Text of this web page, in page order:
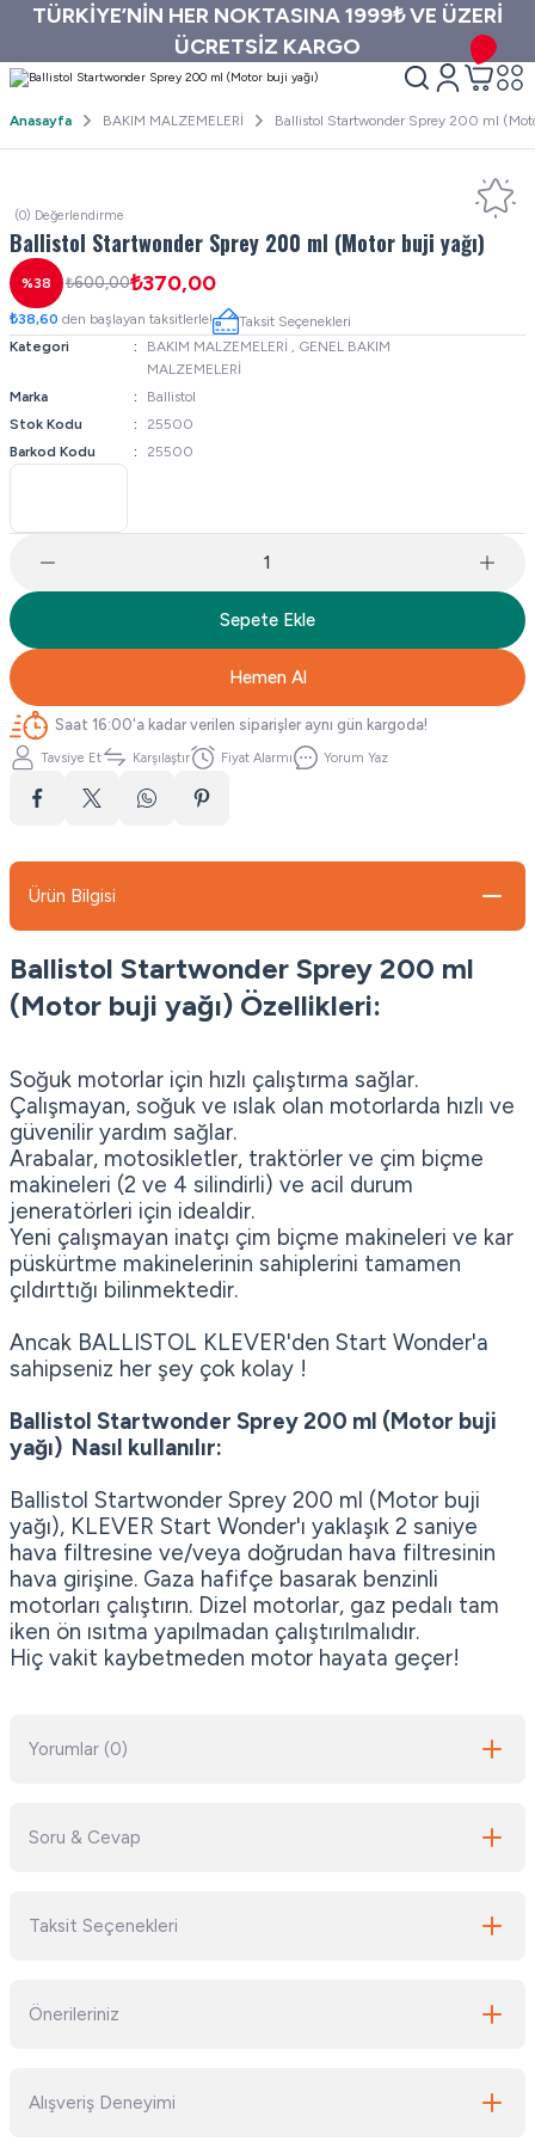
TÜRKİYE’NİN HER NOKTASINA 1999₺ VE ÜZERİ
ÜCRETSİZ KARGO
Anasayfa BAKIM MALZEMELERİ Ballistol Startwonder Sprey 200 ml
(0) Değerlendirme
Ballistol Startwonder Sprey 200 ml (Motor buji yağı)
%38 ₺600,00₺370,00
₺38,60 den başlayan taksitlerle!
Taksit Seçenekleri
Kategori
BAKIM MALZEMELERİ , GENEL BAKIM
MALZEMELERİ
Marka
Ballistol
Stok Kodu
25500
Barkod Kodu
25500
Sepete Ekle
Hemen Al
Saat 16:00'a kadar verilen siparişler aynı gün kargoda!
Tavsiye Et Karşılaştır Fiyat Alarmı Yorum Yaz
Ürün Bilgisi
Ballistol Startwonder Sprey 200 ml
(Motor buji yağı) Özellikleri:
Soğuk motorlar için hızlı çalıştırma sağlar.
Çalışmayan, soğuk ve ıslak olan motorlarda hızlı ve
güvenilir yardım sağlar.
Arabalar, motosikletler, traktörler ve çim biçme
makineleri (2 ve 4 silindirli) ve acil durum
jeneratörleri için idealdir.
Yeni çalışmayan inatçı çim biçme makineleri ve kar
püskürtme makinelerinin sahiplerini tamamen
çıldırttığı bilinmektedir.
Ancak BALLISTOL KLEVER'den Start Wonder'a
sahipseniz her şey çok kolay !
Ballistol Startwonder Sprey 200 ml (Motor buji
yağı) Nasıl kullanılır:
Ballistol Startwonder Sprey 200 ml (Motor buji
yağı), KLEVER Start Wonder'ı yaklaşık 2 saniye
hava filtresine ve/veya doğrudan hava filtresinin
hava girişine. Gaza hafifçe basarak benzinli
motorları çalıştırın. Dizel motorlar, gaz pedalı tam
iken ön ısıtma yapılmadan çalıştırılmalıdır.
Hiç vakit kaybetmeden motor hayata geçer!
Yorumlar (0)
Soru & Cevap
Taksit Seçenekleri
Önerileriniz
yetersiz gördüğünüz noktaları öneri formunu kullanarak tarafımıza
Alışveriş Deneyimi